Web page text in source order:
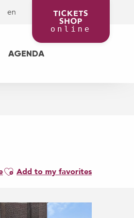
en TICKETS
SHOP
online
AGENDA
Ajouter aux favoris
Add to my favorites